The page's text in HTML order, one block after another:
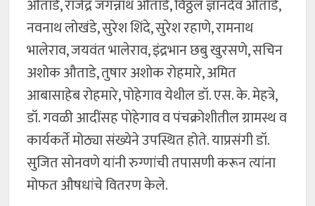
औताडे, राजेंद्र जगन्नाथ औताडे, विठ्ठल ज्ञानदेव औताडे,
नवनाथ लोखंडे, सुरेश शिंदे, सुरेश रहाणे, रामनाथ
भालेराव, जयवंत भालेराव, इंद्रभान छबु खुरसणे, सचिन
अशोक औताडे, तुषार अशोक रोहमारे, अमित
आबासाहेब रोहमारे, पोहेगाव येथील डॉ. एस. के. मेहत्रे,
डॉ. गवळी आदींसह पोहेगाव व पंचक्रोशीतील ग्रामस्थ व
कार्यकर्ते मोठ्या संख्येने उपस्थित होते. याप्रसंगी डॉ.
सुजित सोनवणे यांनी रुग्णांची तपासणी करून त्यांना
मोफत औषधांचे वितरण केले.